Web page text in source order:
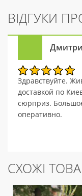
ВІДГУКИ
Здравствуйте.
доставкой по
сюрприз.
оперативно.
СХОЖІ